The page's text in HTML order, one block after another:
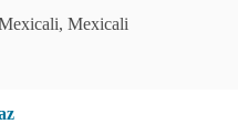
Mexicali